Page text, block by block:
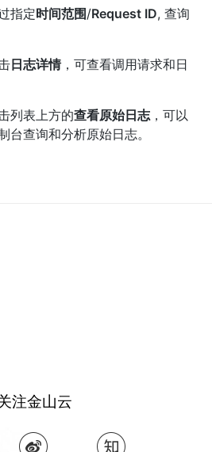
指定时间范围/Request ID, 查询
日志详情，可查看调用请求和日
列表上方的查看原始日志，可以
台查询和分析原始日志。
注金山云